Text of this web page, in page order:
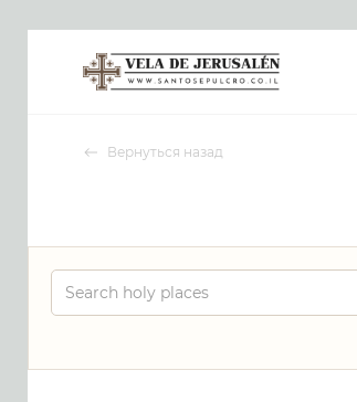
Вернуться назад